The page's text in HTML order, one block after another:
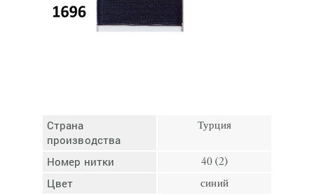
Страна
производства
Турция
Номер нитки 40 (2)
Цвет синий